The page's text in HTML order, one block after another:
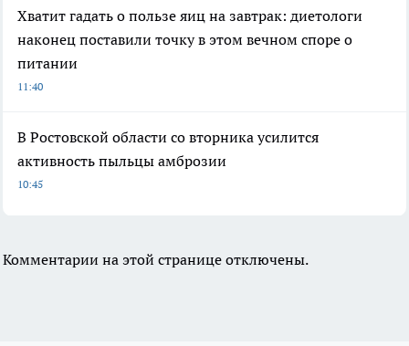
Хватит гадать о пользе яиц на завтрак: диетологи
наконец поставили точку в этом вечном споре о
питании
11:40
В Ростовской области со вторника усилится
активность пыльцы амброзии
10:45
Комментарии на этой странице отключены.